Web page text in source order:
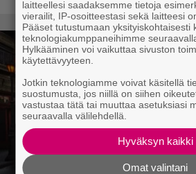
laitteellesi saadaksemme tietoja
vierailit, IP-osoitteestasi sekä laitteesi
Pääset tutustumaan yksityiskohtaisesti
teknologiakumppaneihimme
Hylkääminen voi vaikuttaa sivuston
käytettävyyteen.
Jotkin teknologiamme voivat käsitellä
suostumusta, jos niillä on siihen
vastustaa tätä tai muuttaa asetuksiasi
seuraavalla välilehdellä.
Hyväksyn kaikki
Omat valintani